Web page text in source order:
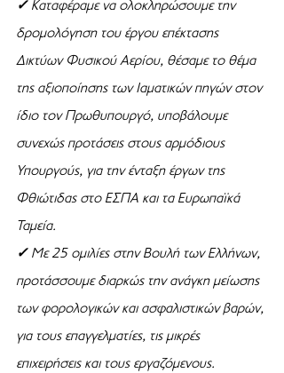
✓ Καταφέραμε να ολοκληρώσουμε την
δρομολόγηση του έργου επέκτασης
Δικτύων Φυσικού Αερίου, θέσαμε το θέμα
της αξιοποίησης των Ιαματικών πηγών στον
ίδιο τον Πρωθυπουργό, υποβάλουμε
συνεχώς προτάσεις στους αρμόδιους
Υπουργούς, για την ένταξη έργων της
Φθιώτιδας στο ΕΣΠΑ και τα Ευρωπαϊκά
Ταμεία.
✓ Με 25 ομιλίες στην Βουλή των Ελλήνων,
προτάσσουμε διαρκώς την ανάγκη μείωσης
των φορολογικών και ασφαλιστικών βαρών,
για τους επαγγελματίες, τις μικρές
επιχειρήσεις και τους εργαζόμενους.